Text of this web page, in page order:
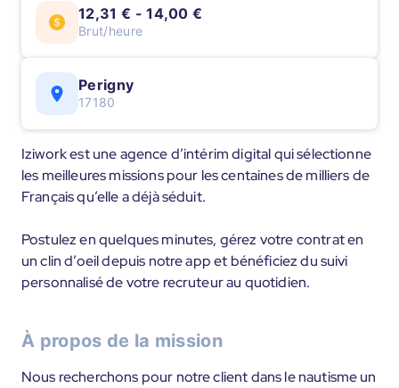
12,31 € - 14,00 €
Brut/heure
Perigny
17180
Iziwork est une agence d’intérim digital qui sélectionne
les meilleures missions pour les centaines de milliers de
Français qu’elle a déjà séduit.
Postulez en quelques minutes, gérez votre contrat en
un clin d’oeil depuis notre app et bénéficiez du suivi
personnalisé de votre recruteur au quotidien.
À propos de la mission
Nous recherchons pour notre client dans le nautisme un